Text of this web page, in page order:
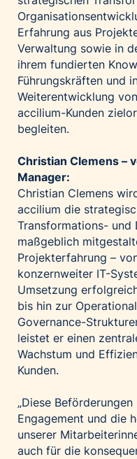
Erfahrung aus
Verwaltung sowie in
ihrem fundierten
Führungskräften und
Weiterentwicklung
accilium-Kunden
begleiten.
Christian Clemens –
Manager:
Christian Clemens
accilium die
Transformations- und
maßgeblich
Projekterfahrung –
konzernweiter IT-
Umsetzung
bis hin zur
Governance-
leistet er einen
Wachstum und
Kunden.
„Diese
Engagement und die
unserer
auch für die